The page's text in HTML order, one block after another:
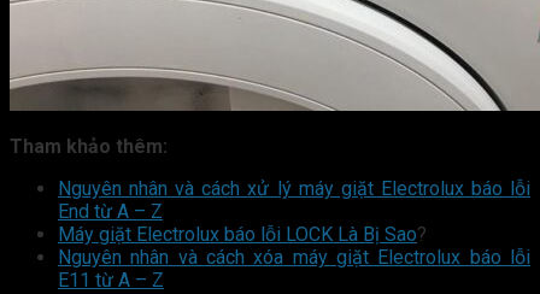
Tham khảo thêm:
Nguyên nhân và cách xử lý máy giặt Electrolux báo lỗi
End từ A – Z
Máy giặt Electrolux báo lỗi LOCK Là Bị Sao?
Nguyên nhân và cách xóa máy giặt Electrolux báo lỗi
E11 từ A – Z